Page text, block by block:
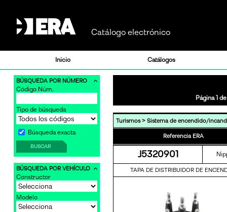
Catálogo electrónico
Inicio Catálogos
BÚSQUEDA POR NÚMERO
Código Núm.
Tipo de búsqueda
Búsqueda exacta
BUSCAR
BÚSQUEDA POR VEHÍCULO
Constructor
Modelo
Página 1
Turismos> Sistema de encendido/
Referencia ERA
J5320901
TAPA DE DISTRIBUIDOR DE